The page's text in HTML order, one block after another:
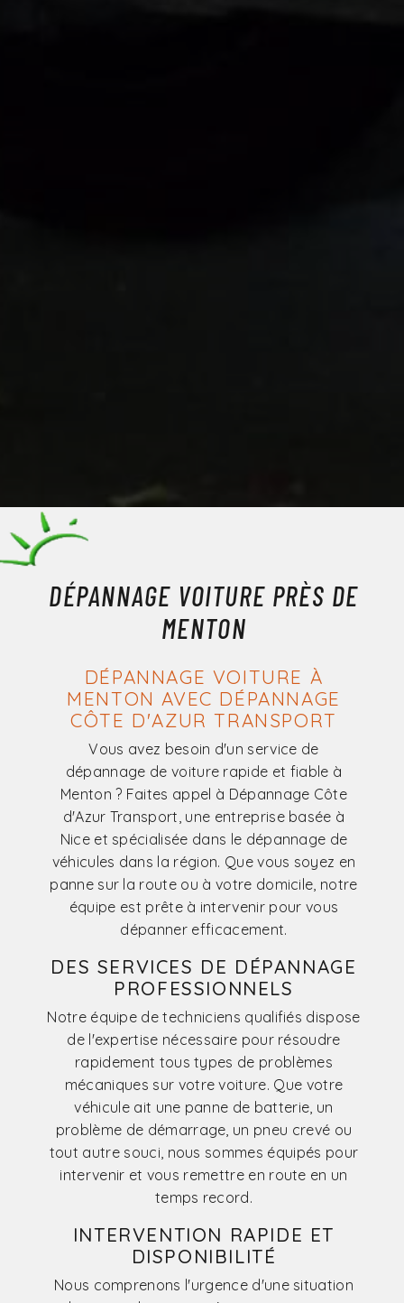
DÉPANNAGE VOITURE PRÈS DE
MENTON
DÉPANNAGE VOITURE À
MENTON AVEC DÉPANNAGE
CÔTE D'AZUR TRANSPORT
Vous avez besoin d'un service de
dépannage de voiture rapide et fiable à
Menton ? Faites appel à Dépannage Côte
d'Azur Transport, une entreprise basée à
Nice et spécialisée dans le dépannage de
véhicules dans la région. Que vous soyez en
panne sur la route ou à votre domicile, notre
équipe est prête à intervenir pour vous
dépanner efficacement.
DES SERVICES DE DÉPANNAGE
PROFESSIONNELS
Notre équipe de techniciens qualifiés dispose
de l'expertise nécessaire pour résoudre
rapidement tous types de problèmes
mécaniques sur votre voiture. Que votre
véhicule ait une panne de batterie, un
problème de démarrage, un pneu crevé ou
tout autre souci, nous sommes équipés pour
intervenir et vous remettre en route en un
temps record.
INTERVENTION RAPIDE ET
DISPONIBILITÉ
Nous comprenons l'urgence d'une situation